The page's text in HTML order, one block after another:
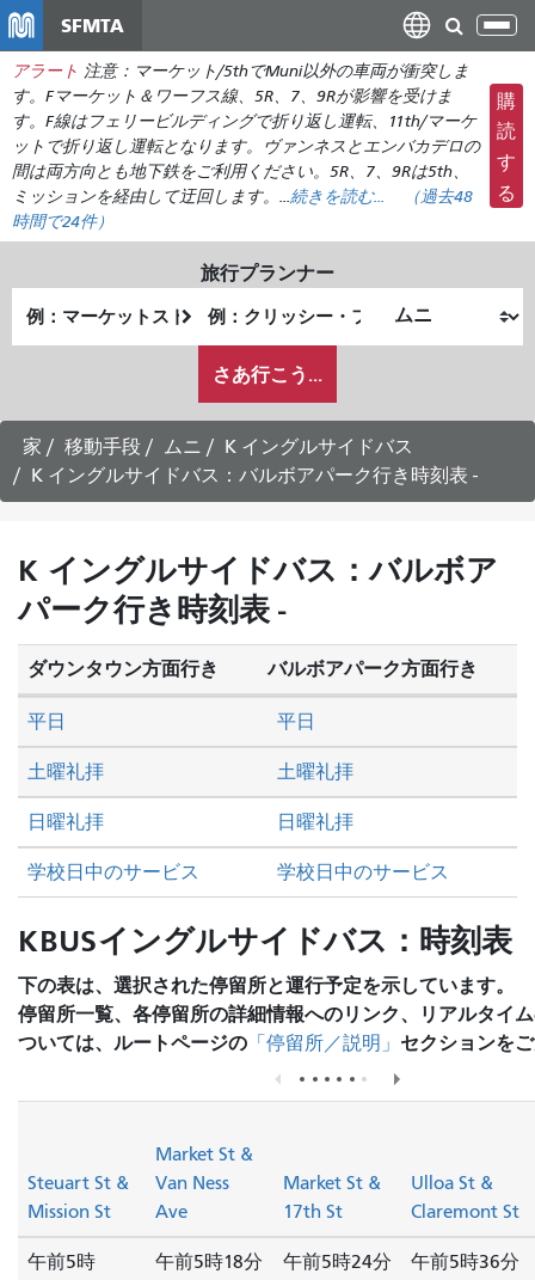
ン
コ
ン
テ
に
移
SFMTA
ナ
ゲ
ー
シ
ョ
ン
の
り
替
アラート 注意：マーケット/5thでMuni以外の車両が衝突しま
す。Fマーケット＆ワーフス線、5R、7、9Rが影響を受けま
す。F線はフェリービルディングで折り返し運転、11th/マーケ
ットで折り返し運転となります。ヴァンネスとエンバカデロの
間は両方向とも地下鉄をご利用ください。5R、7、9Rは5th、
ミッションを経由して迂回します。...続きを読む... （過去48
時間で24件）
購
読
す
る
旅行プランナー
発
了
が
ど
の
よ
う
旅
し
た
い
か
さあ行こう...
家 移動手段 ムニ
K イングルサイドバス
K イングルサイドバス：バルボアパーク行き時刻表 -
K イングルサイドバス：バルボア
パーク行き時刻表 -
ダウンタウン方面行き バルボアパーク方面行き
土曜礼拝 土曜礼拝
日曜礼拝 日曜礼拝
平日 平日
学校日中のサービス 学校日中のサービス
KBUSイングルサイドバス：時刻表
下の表は、選択された停留所と運行予定を示しています。
停留所一覧、各停留所の詳細情報へのリンク、リアルタイ
ついては、ルートページの 「停留所／説明」 セクションを
Steuart St &
Mission St
Market St &
Van Ness
Ave
Market St &
17th St
Ulloa St &
Claremont St
午前5時 午前5時18分 午前5時24分 午前5時36分